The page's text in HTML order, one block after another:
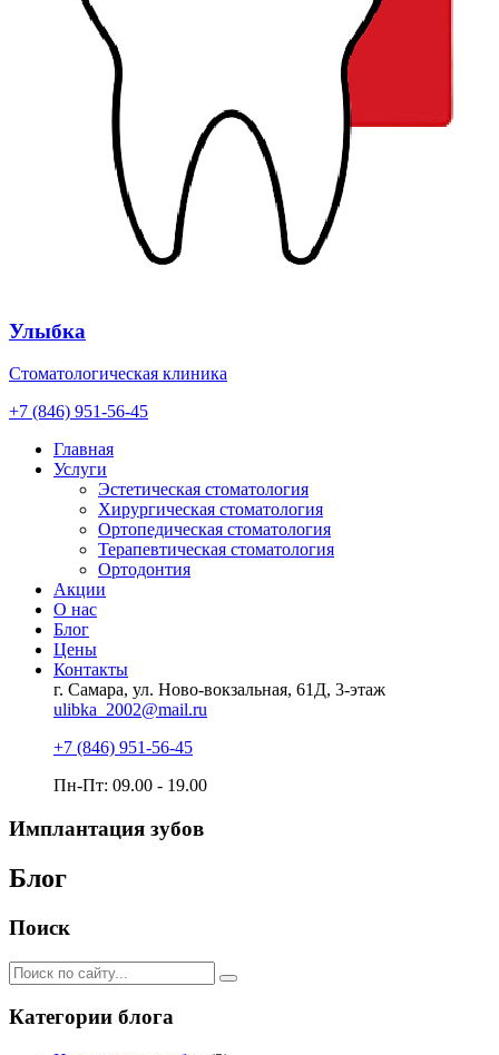
Улыбка
Стоматологическая клиника
+7 (846) 951-56-45
Главная
Услуги
Эстетическая стоматология
Хирургическая стоматология
Ортопедическая стоматология
Терапевтическая стоматология
Ортодонтия
Акции
О нас
Блог
Цены
Контакты
г. Самара, ул. Ново-вокзальная, 61Д, 3-этаж
ulibka_2002@mail.ru
+7 (846) 951-56-45
Пн-Пт: 09.00 - 19.00
Имплантация зубов
Блог
Поиск
Категории блога